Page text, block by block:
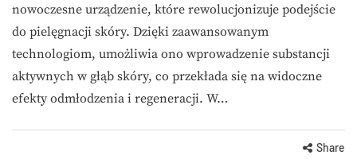
nowoczesne urządzenie, które rewolucjonizuje podejście
do pielęgnacji skóry. Dzięki zaawansowanym
technologiom, umożliwia ono wprowadzenie substancji
aktywnych w głąb skóry, co przekłada się na widoczne
efekty odmłodzenia i regeneracji. W…
Share